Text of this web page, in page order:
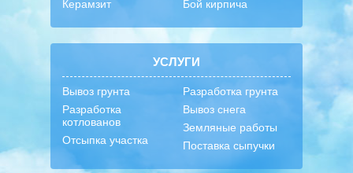
Керамзит
Бой кирпича
УСЛУГИ
Вывоз грунта
Разработка
котлованов
Отсыпка участка
Разработка грунта
Вывоз снега
Земляные работы
Поставка сыпучки